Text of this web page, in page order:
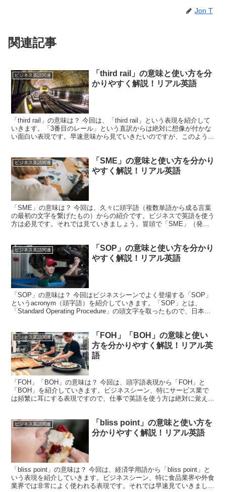
Jon T
関連記事
ビジネス英語関連
「third rail」の意味と使い方を分
かりやすく解説！リアル英語
「third rail」の意味は？ 今回は、「third rail」という表現を紹介して
いきます。「3番目のレール」という直訳からは絶対に想像が付かな
い面白い表現です。早速意味から見ていきたいのですが、このような
ビジネス英語関連
「SME」の意味と使い方を分かり
やすく解説！リアル英語
「SME」の意味は？ 今回は、久々に頭字語（複数単語から成る言葉
の最初の文字を繋げたもの）からの紹介です。ビジネスで英語を使う
方は必見です。それでは見ていきましょう。冒頭で「SME」（発
ビジネス英語関連
「SOP」の意味と使い方を分かり
やすく解説！リアル英語
「SOP」の意味は？ 今回はビジネスシーンでよく登場する「SOP」
というacronym（頭字語）を紹介していきます。「SOP」とは、
「Standard Operating Procedure」の頭文字を取ったもので、日本語
ビジネス英語関連
「FOH」「BOH」の意味と使い
方を分かりやすく解説！リアル英
語
「FOH」「BOH」の意味は？ 今回は、頭字語表現から「FOH」と
「BOH」を紹介していきます。ビジネスシーン、特にサービス業で
は頻繁に耳にする表現ですので、仕事で英語を使う方は絶対に覚えて
ビジネス英語関連
「bliss point」の意味と使い方を
分かりやすく解説！リアル英語
「bliss point」の意味は？ 今回は、経済学用語から「bliss point」と
いう表現を紹介していきます。ビジネスシーン、特に食品業界や外食
業界では非常によく使われる表現です。それでは早速見ていきましょ